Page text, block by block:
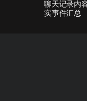
聊天记录内
实事件汇总